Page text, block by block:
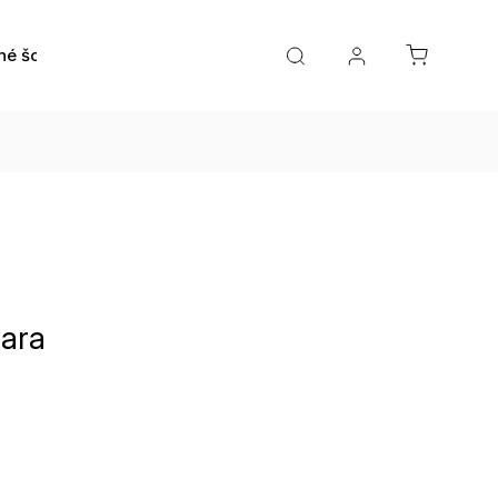
šošovky Roztoky a očné kvapky Doplnky